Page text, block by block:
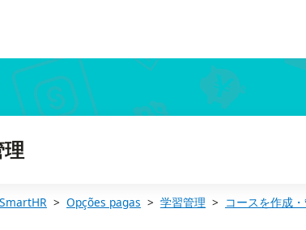
Opções pagas 学習管理 コースを作成